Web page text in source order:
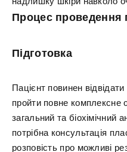
Процес проведення
Підготовка
Пацієнт повинен
пройти повне
загальний та біохімічний
потрібна консультація
розповість про можливі